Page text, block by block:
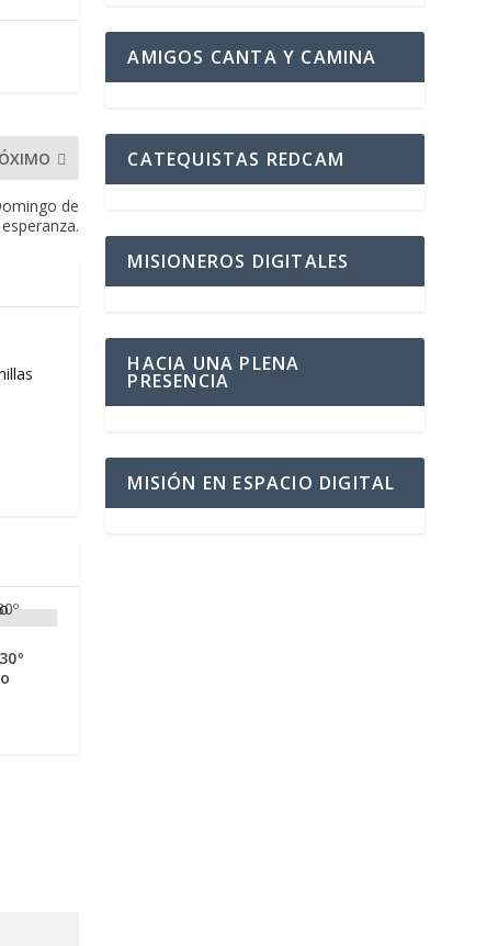
de
AMIGOS CANTA Y CAMINA
CATEQUISTAS REDCAM
MISIONEROS DIGITALES
HACIA UNA PLENA
PRESENCIA
MISIÓN EN ESPACIO DIGITAL